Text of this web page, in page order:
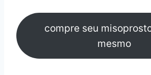
compre seu
mesmo